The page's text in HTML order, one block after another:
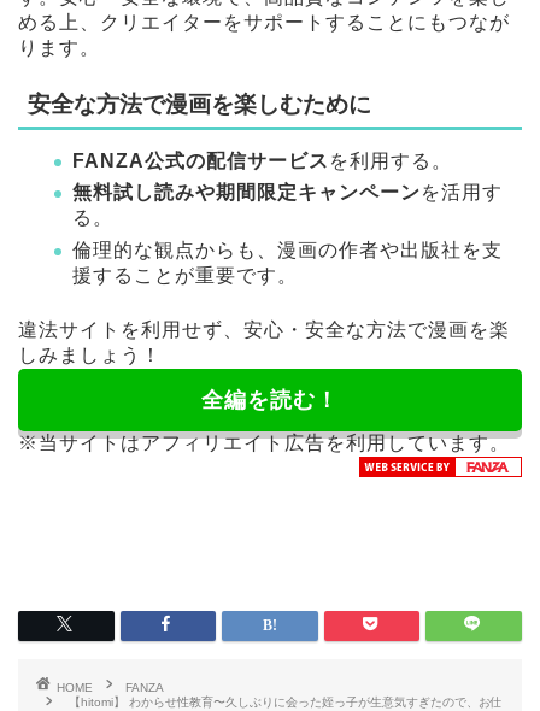
める上、クリエイターをサポートすることにもつなが
ります。
安全な方法で漫画を楽しむために
FANZA公式の配信サービス を利用する。
無料試し読みや期間限定キャンペーンを活用す
る。
倫理的な観点からも、漫画の作者や出版社を支
援することが重要です。
違法サイトを利用せず、安心・安全な方法で漫画を楽
しみましょう！
全編を読む！
※当サイトはアフィリエイト広告を利用しています。
HOME
FANZA
【hitomi】 わからせ性教育〜久しぶりに会った姪っ子が生意気すぎたので、お仕